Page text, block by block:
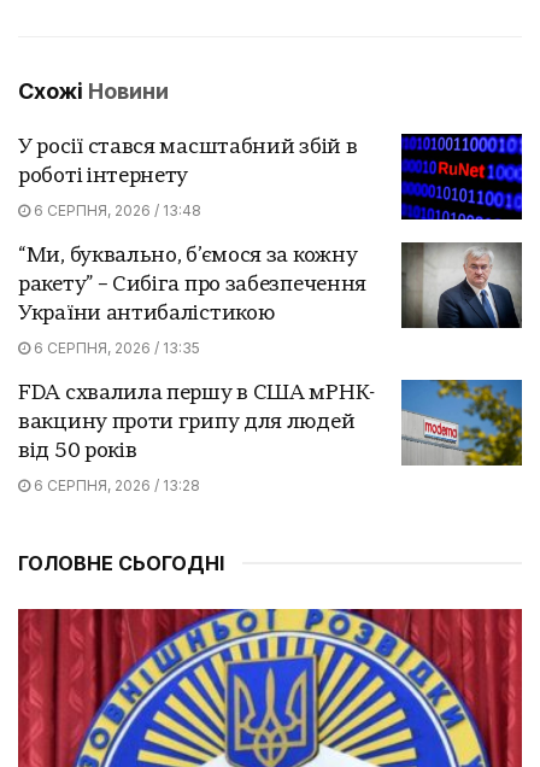
Схожі Новини
У росії стався масштабний збій в
роботі інтернету
6 СЕРПНЯ, 2026 / 13:48
“Ми, буквально, б’ємося за кожну
ракету” – Сибіга про забезпечення
України антибалістикою
6 СЕРПНЯ, 2026 / 13:35
FDA схвалила першу в США мРНК-
вакцину проти грипу для людей
від 50 років
6 СЕРПНЯ, 2026 / 13:28
ГОЛОВНЕ СЬОГОДНІ